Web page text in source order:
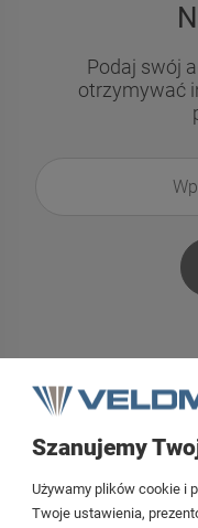
Podaj swój
otrzymywać
Szanujemy
Używamy plików cookie i
Twoje ustawienia,